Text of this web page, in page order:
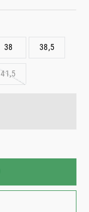
38 38,5
41,5